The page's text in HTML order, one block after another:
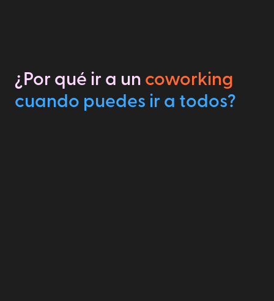
¿Por qué ir a un coworking
cuando puedes ir a todos?